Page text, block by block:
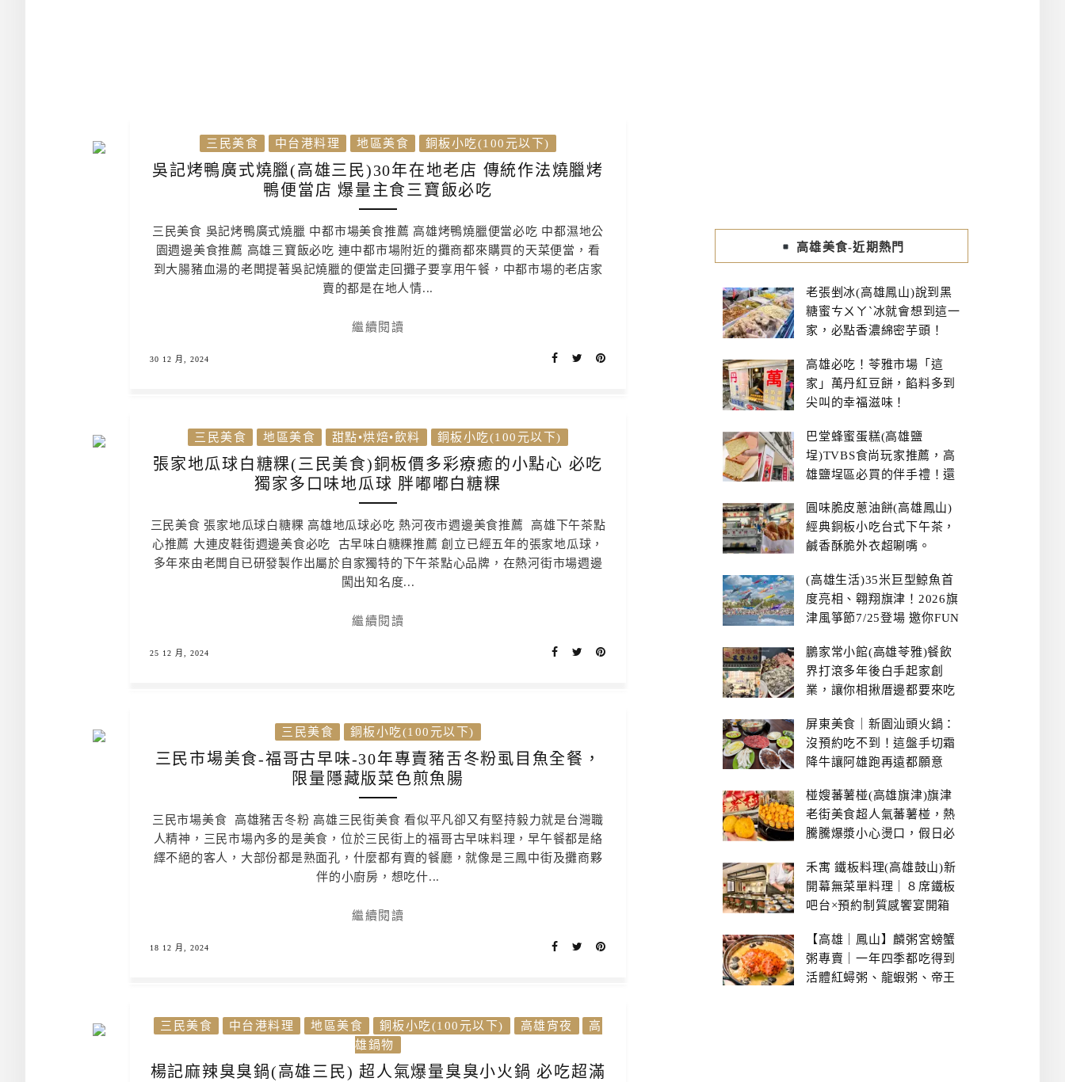
三民美食 中台港料理 地區美食 銅板小吃(100元以下)
吳記烤鴨廣式燒臘(高雄三民)30年在地老店 傳統作法燒臘烤
鴨便當店 爆量主食三寶飯必吃
三民美食 吳記烤鴨廣式燒臘 中都市場美食推薦 高雄烤鴨燒臘便當必吃 中都濕地公
園週邊美食推薦 高雄三寶飯必吃 連中都市場附近的攤商都來購買的天菜便當，看
到大腸豬血湯的老闆提著吳記燒臘的便當走回攤子要享用午餐，中都市場的老店家
賣的都是在地人情...
繼續閱讀
30 12 月, 2024
三民美食 地區美食 甜點•烘焙•飲料 銅板小吃(100元以下)
張家地瓜球白糖粿(三民美食)銅板價多彩療癒的小點心 必吃
獨家多口味地瓜球 胖嘟嘟白糖粿
三民美食 張家地瓜球白糖粿 高雄地瓜球必吃 熱河夜市週邊美食推薦 高雄下午茶點
心推薦 大連皮鞋街週邊美食必吃 古早味白糖粿推薦 創立已經五年的張家地瓜球，
多年來由老闆自已研發製作出屬於自家獨特的下午茶點心品牌，在熱河街市場週邊
闖出知名度...
繼續閱讀
25 12 月, 2024
三民美食 銅板小吃(100元以下)
三民市場美食-福哥古早味-30年專賣豬舌冬粉虱目魚全餐，
限量隱藏版菜色煎魚腸
三民市場美食 高雄豬舌冬粉 高雄三民街美食 看似平凡卻又有堅持毅力就是台灣職
人精神，三民市場內多的是美食，位於三民街上的福哥古早味料理，早午餐都是絡
繹不絕的客人，大部份都是熟面孔，什麼都有賣的餐廳，就像是三鳳中街及攤商夥
伴的小廚房，想吃什...
繼續閱讀
18 12 月, 2024
三民美食 中台港料理 地區美食 銅板小吃(100元以下) 高雄宵夜
高
雄鍋物
楊記麻辣臭臭鍋(高雄三民) 超人氣爆量臭臭小火鍋 必吃超滿
高雄美食-近期熱門
老張剉冰(高雄鳳山)說到黑
糖蜜ㄘㄨㄚˋ冰就會想到這一
家，必點香濃綿密芋頭！
高雄必吃！苓雅市場「這
家」萬丹紅豆餅，餡料多到
尖叫的幸福滋味！
巴堂蜂蜜蛋糕(高雄鹽
埕)TVBS食尚玩家推薦，高
雄鹽埕區必買的伴手禮！還
圓味脆皮蔥油餅(高雄鳳山)
經典銅板小吃台式下午茶，
鹹香酥脆外衣超唰嘴。
(高雄生活)35米巨型鯨魚首
度亮相、翱翔旗津！2026旗
津風箏節7/25登場 邀你FUN
鵬家常小館(高雄苓雅)餐飲
界打滾多年後白手起家創
業，讓你相揪厝邊都要來吃
屏東美食｜新園汕頭火鍋：
沒預約吃不到！這盤手切霜
降牛讓阿雄跑再遠都願意
椪嫂蕃薯椪(高雄旗津)旗津
老街美食超人氣蕃薯椪，熱
騰騰爆漿小心燙口，假日必
禾寓 鐵板料理(高雄鼓山)新
開幕無菜單料理｜８席鐵板
吧台×預約制質感饗宴開箱
【高雄｜鳳山】麟粥宮螃蟹
粥專賣｜一年四季都吃得到
活體紅蟳粥、龍蝦粥、帝王